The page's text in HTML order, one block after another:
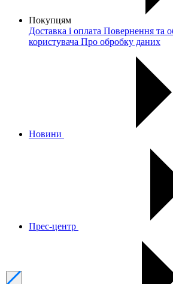
Покупцям
Доставка і оплата Повернення та
користувача Про обробку даних
Новини
Прес-центр